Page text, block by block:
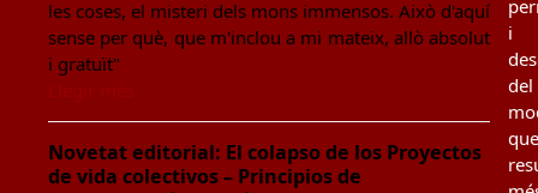
les coses, el misteri dels mons immensos. Això d'aquí
sense per què, que m'inclou a mi mateix, allò absolut
i gratuït"
Novetat editorial: El colapso de los Proyectos
de vida colectivos – Principios de
i
del
que